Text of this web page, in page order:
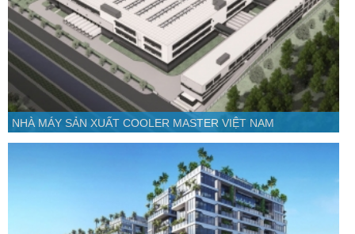
NHÀ MÁY SẢN XUẤT COOLER MASTER VIỆT NAM